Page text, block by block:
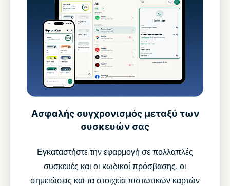
Ασφαλής συγχρονισμός μεταξύ των
συσκευών σας
Εγκαταστήστε την εφαρμογή σε πολλαπλές
συσκευές και οι κωδικοί πρόσβασης, οι
σημειώσεις και τα στοιχεία πιστωτικών καρτών